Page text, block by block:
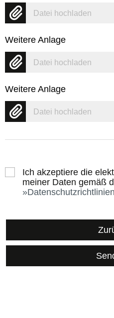
Datei hochladen
Weitere Anlage
Datei hochladen
Weitere Anlage
Datei hochladen
Ich akzeptiere die
meiner Daten gemäß
Datenschutzrichtlinien